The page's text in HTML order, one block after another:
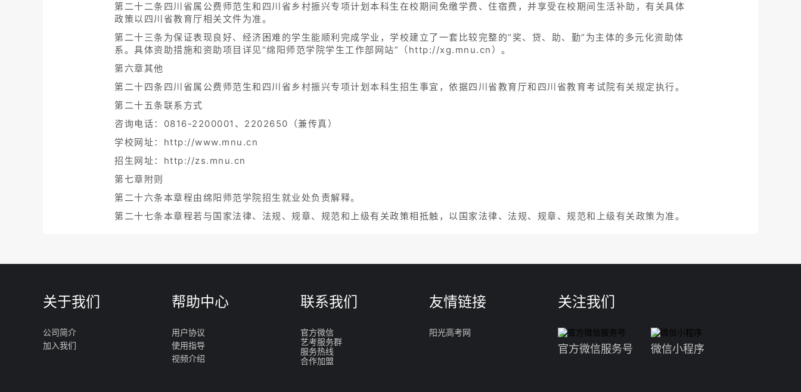
第二十二条四川省属公费师范生和四川省乡村振兴专项计划本科生在校期间免缴学费、住宿费，并享受在校期间生活补助，有关具体
政策以四川省教育厅相关文件为准。
第二十三条为保证表现良好、经济困难的学生能顺利完成学业，学校建立了一套比较完整的“奖、贷、助、勤”为主体的多元化资助体
系。具体资助措施和资助项目详见“绵阳师范学院学生工作部网站”（http://xg.mnu.cn）。
第六章其他
第二十四条四川省属公费师范生和四川省乡村振兴专项计划本科生招生事宜，依据四川省教育厅和四川省教育考试院有关规定执行。
第二十五条联系方式
咨询电话：0816-2200001、2202650（兼传真）
学校网址：http://www.mnu.cn
招生网址：http://zs.mnu.cn
第七章附则
第二十六条本章程由绵阳师范学院招生就业处负责解释。
第二十七条本章程若与国家法律、法规、规章、规范和上级有关政策相抵触，以国家法律、法规、规章、规范和上级有关政策为准。
关于我们
公司简介
加入我们
帮助中心
用户协议
使用指导
视频介绍
联系我们
官方微信
艺考服务群
服务热线
合作加盟
友情链接
阳光高考网
关注我们
官方微信服务号 微信小程序